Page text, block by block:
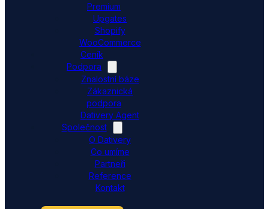
Premium
Upgates
Shopify
WooCommerce
Ceník
Podpora
Znalostní báze
Zákaznická
podpora
Dativery Agent
Společnost
O Dativery
Co umíme
Partneři
Reference
Kontakt